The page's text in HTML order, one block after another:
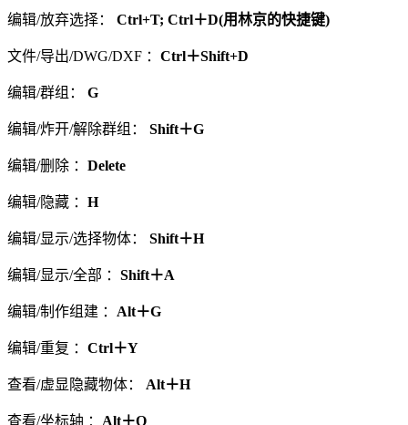
编辑/放弃选择： Ctrl+T; Ctrl＋D(用林京的快捷键)
文件/导出/DWG/DXF ： Ctrl＋Shift+D
编辑/群组： G
编辑/炸开/解除群组： Shift＋G
编辑/删除 ： Delete
编辑/隐藏 ： H
编辑/显示/选择物体： Shift＋H
编辑/显示/全部 ： Shift＋A
编辑/制作组建 ： Alt＋G
编辑/重复 ： Ctrl＋Y
查看/虚显隐藏物体： Alt＋H
查看/坐标轴 ： Alt＋Q